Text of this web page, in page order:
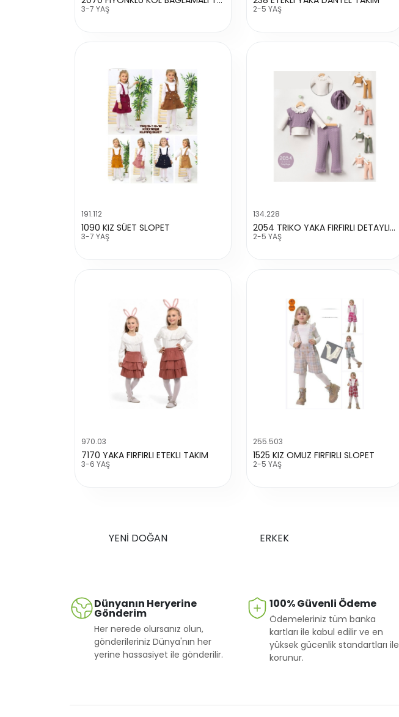
3-7 YAŞ 2-5 YAŞ
191.112
1090 KIZ SÜET SLOPET
3-7 YAŞ
134.228
2054 TRIKO YAKA FIRFIRLI DETAYLI TAKIM
2-5 YAŞ
970.03
7170 YAKA FIRFIRLI ETEKLI TAKIM
3-6 YAŞ
255.503
1525 KIZ OMUZ FIRFIRLI SLOPET
2-5 YAŞ
YENİ DOĞAN ERKEK
Dünyanın Heryerine
Gönderim
Her nerede olursanız olun,
gönderileriniz Dünya'nın her
yerine hassasiyet ile gönderilir.
100% Güvenli Ödeme
Ödemeleriniz tüm banka
kartları ile kabul edilir ve en
yüksek gücenlik standartları ile
korunur.